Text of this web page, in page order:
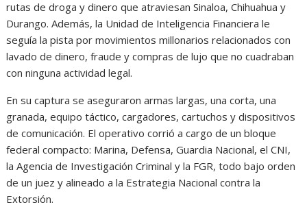
rutas de droga y dinero que atraviesan Sinaloa, Chihuahua y
Durango. Además, la Unidad de Inteligencia Financiera le
seguía la pista por movimientos millonarios relacionados con
lavado de dinero, fraude y compras de lujo que no cuadraban
con ninguna actividad legal.
En su captura se aseguraron armas largas, una corta, una
granada, equipo táctico, cargadores, cartuchos y dispositivos
de comunicación. El operativo corrió a cargo de un bloque
federal compacto: Marina, Defensa, Guardia Nacional, el CNI,
la Agencia de Investigación Criminal y la FGR, todo bajo orden
de un juez y alineado a la Estrategia Nacional contra la
Extorsión.